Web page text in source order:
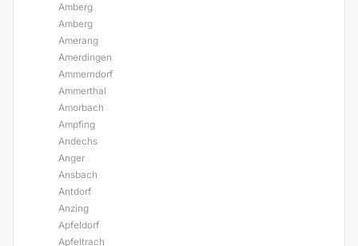
Amberg
Amberg
Amerang
Amerdingen
Ammerndorf
Ammerthal
Amorbach
Ampfing
Andechs
Anger
Ansbach
Antdorf
Anzing
Apfeldorf
Apfeltrach